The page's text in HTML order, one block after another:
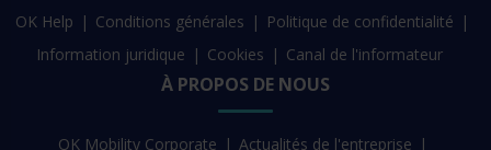
OK Help Conditions générales
Politique de confidentialité
Information juridique
Cookies Canal de l'informateur
À PROPOS DE NOUS
OK Mobility Corporate Actualités de l'entreprise